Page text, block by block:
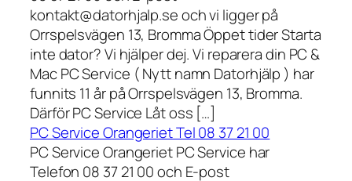
kontakt@datorhjalp.se och vi ligger på
Orrspelsvägen 13, Bromma Öppet tider Starta
inte dator? Vi hjälper dej. Vi reparera din PC &
Mac PC Service ( Nytt namn Datorhjälp ) har
funnits 11 år på Orrspelsvägen 13, Bromma.
Därför PC Service Låt oss […]
PC Service Orangeriet Tel 08 37 21 00
PC Service Orangeriet PC Service har
Telefon 08 37 21 00 och E-post